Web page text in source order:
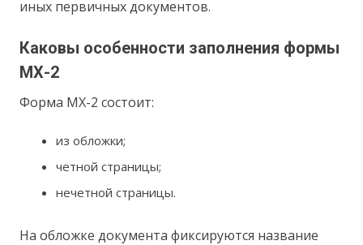
иных первичных документов.
Каковы особенности заполнения формы
МХ-2
Форма МХ-2 состоит:
из обложки;
четной страницы;
нечетной страницы.
На обложке документа фиксируются название